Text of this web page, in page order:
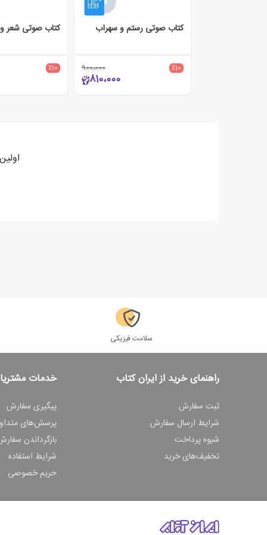
کتاب صوتی رستم و سهراب
٪10 900،000
810،000
٪10
سلامت فیزیکی
راهنمای خرید از ایران کتاب
ثبت سفارش
شرایط ارسال سفارش
شیوه پرداخت
تخفیف‌های خرید
خدمات
پیگیری سفارش
پرسش‌های
بازگرداندن
شرایط استفاده
حریم خصوصی